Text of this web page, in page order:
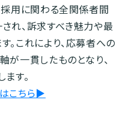
採用に関わる全関係者間
れ、訴求すべき魅力や最
これにより、応募者への
が一貫したものとなり、
す。
こちら▶︎